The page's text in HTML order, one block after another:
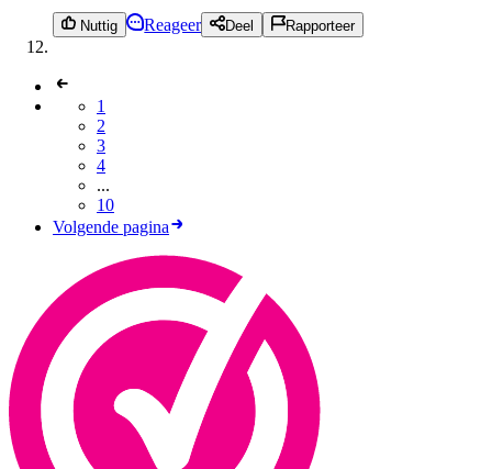
Nuttig Reageer Deel Rapporteer
1
2
3
4
...
10
Volgende pagina